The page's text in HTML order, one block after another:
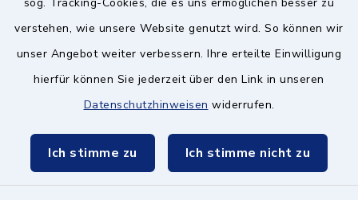
verstehen, wie unsere Website genutzt wird. So können wir
unser Angebot weiter verbessern. Ihre erteilte Einwilligung
hierfür können Sie jederzeit über den Link in unseren
Datenschutzhinweisen widerrufen.
Ich stimme zu Ich stimme nicht zu
BayernPortal
Zweckverband München Südost
Schulzweckverband